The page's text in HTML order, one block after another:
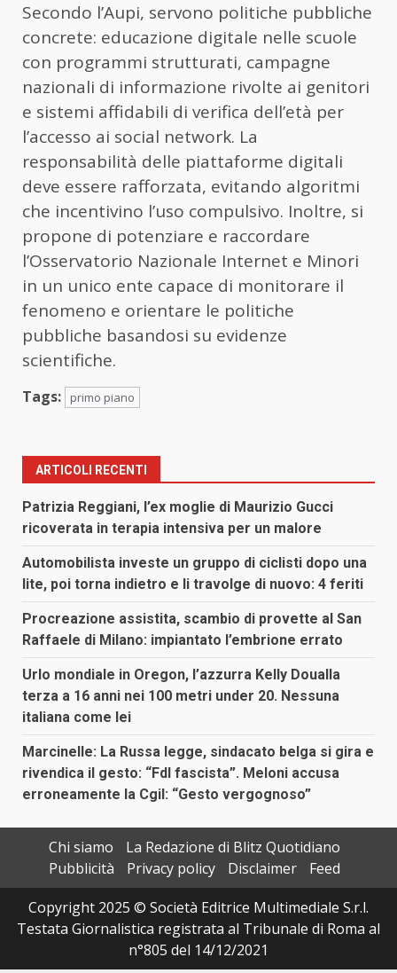
Secondo l’Aupi, servono politiche pubbliche
concrete: educazione digitale nelle scuole
con programmi strutturati, campagne
nazionali di informazione rivolte ai genitori
e sistemi affidabili di verifica dell’età per
l’accesso ai social network. La
responsabilità delle piattaforme digitali
deve essere rafforzata, evitando algoritmi
che incentivino l’uso compulsivo. Inoltre, si
propone di potenziare e raccordare
l’Osservatorio Nazionale Internet e Minori
in un unico ente capace di monitorare il
fenomeno e orientare le politiche
pubbliche basandosi su evidenze
scientifiche.
Tags: primo piano
ARTICOLI RECENTI
Patrizia Reggiani, l’ex moglie di Maurizio Gucci
ricoverata in terapia intensiva per un malore
Automobilista investe un gruppo di ciclisti dopo una
lite, poi torna indietro e li travolge di nuovo: 4 feriti
Procreazione assistita, scambio di provette al San
Raffaele di Milano: impiantato l’embrione errato
Urlo mondiale in Oregon, l’azzurra Kelly Doualla
terza a 16 anni nei 100 metri under 20. Nessuna
italiana come lei
Marcinelle: La Russa legge, sindacato belga si gira e
rivendica il gesto: “FdI fascista”. Meloni accusa
erroneamente la Cgil: “Gesto vergognoso”
Chi siamo
La Redazione di Blitz Quotidiano
Pubblicità
Privacy policy Disclaimer
Feed
Copyright 2025 © Società Editrice Multimediale S.r.l.
Testata Giornalistica registrata al Tribunale di Roma al
n°805 del 14/12/2021